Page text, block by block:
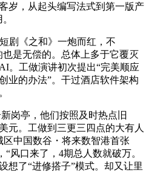
岁，从起头编写法式到第一版产
《之和》一炮而红，不
是无偿的。总体上多于它覆灭
。工做演讲初次提出“完美顺应
业的办法”。干过酒店软件架构
亭，他们按照及时热点旧
元。工做到三更三四点的大有人
中国数谷・将来数智港首张
“风口来了，4期总人数就破万。
想了“进修搭子”模式。却又让里